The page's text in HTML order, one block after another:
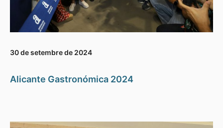
30 de setembre de 2024
Alicante Gastronómica 2024